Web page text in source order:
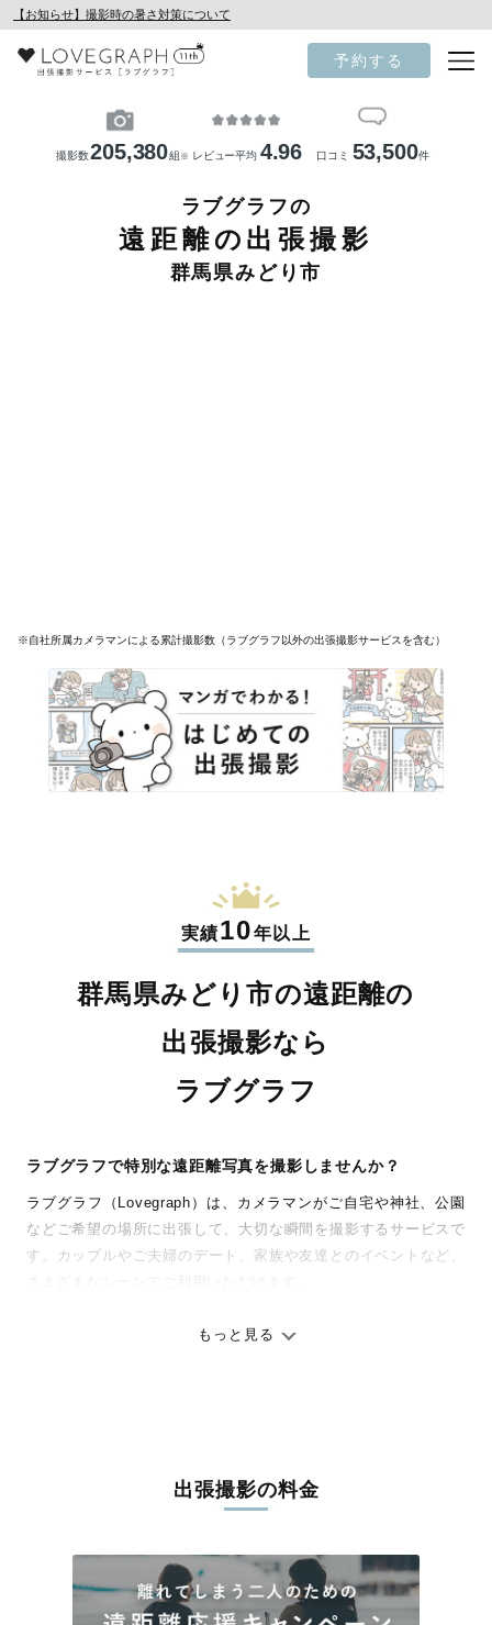
【お知らせ】撮影時の暑さ対策について
予約する
撮影数205,380組 ※ レビュー平均 4.96 口コミ 53,500件
ラブグラフの
遠距離の出張撮影
群馬県みどり市
※自社所属カメラマンによる累計撮影数（ラブグラフ以外の出張撮影サービスを含む）
実績10年以上
群馬県みどり市の遠距離の
出張撮影なら
ラブグラフ
ラブグラフで特別な遠距離写真を撮影しませんか？
ラブグラフ（Lovegraph）は、カメラマンがご自宅や神社、公園
などご希望の場所に出張して、大切な瞬間を撮影するサービスで
す。カップルやご夫婦のデート、家族や友達とのイベントなど、
ありのままの空気感を大切に、何十年経っても見返したくなるよ
ィを身につけたプロのカメラマンが全国47都道府県に在籍してい
ます。創業10年のノウハウを活かし、思い出に残る素敵な撮影体
丁寧なレタッチで思い出を美しく仕上げます
撮影後は、独自の編集技術で写真の明るさや色合いを丁寧に調
もっと見る
出張撮影の料金